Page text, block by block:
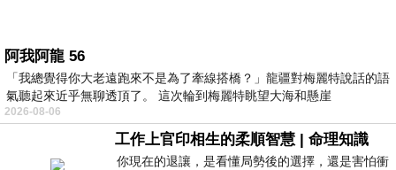
阿我阿龍 56
「我總覺得你大老遠跑來不是為了牽線搭橋？」龍疆對梅麗特說話的語
氣聽起來近乎無聊透頂了。 這次輪到梅麗特眺望大海和懸崖
2026-08-06
工作上官印相生的柔順智慧 | 命理知識
你現在的退讓，是看懂局勢後的選擇，還是害怕衝